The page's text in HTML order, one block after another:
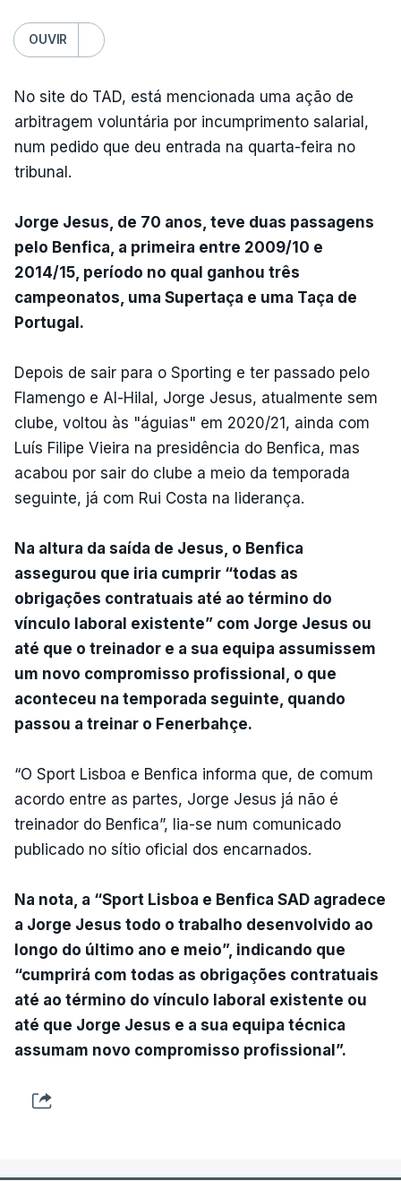
OUVIR
No site do TAD, está mencionada uma ação de
arbitragem voluntária por incumprimento salarial,
num pedido que deu entrada na quarta-feira no
tribunal.
Jorge Jesus, de 70 anos, teve duas passagens
pelo Benfica, a primeira entre 2009/10 e
2014/15, período no qual ganhou três
campeonatos, uma Supertaça e uma Taça de
Portugal.
Depois de sair para o Sporting e ter passado pelo
Flamengo e Al-Hilal, Jorge Jesus, atualmente sem
clube, voltou às "águias" em 2020/21, ainda com
Luís Filipe Vieira na presidência do Benfica, mas
acabou por sair do clube a meio da temporada
seguinte, já com Rui Costa na liderança.
Na altura da saída de Jesus, o Benfica
assegurou que iria cumprir “todas as
obrigações contratuais até ao término do
vínculo laboral existente” com Jorge Jesus ou
até que o treinador e a sua equipa assumissem
um novo compromisso profissional, o que
aconteceu na temporada seguinte, quando
passou a treinar o Fenerbahçe.
“O Sport Lisboa e Benfica informa que, de comum
acordo entre as partes, Jorge Jesus já não é
treinador do Benfica”, lia-se num comunicado
publicado no sítio oficial dos encarnados.
Na nota, a “Sport Lisboa e Benfica SAD agradece
a Jorge Jesus todo o trabalho desenvolvido ao
longo do último ano e meio”, indicando que
“cumprirá com todas as obrigações contratuais
até ao término do vínculo laboral existente ou
até que Jorge Jesus e a sua equipa técnica
assumam novo compromisso profissional”.